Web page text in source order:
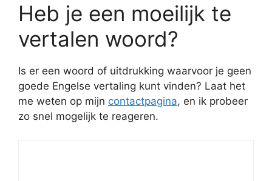
Heb je een moeilijk te
vertalen woord?
Is er een woord of uitdrukking waarvoor je geen
goede Engelse vertaling kunt vinden? Laat het
me weten op mijn contactpagina, en ik probeer
zo snel mogelijk te reageren.